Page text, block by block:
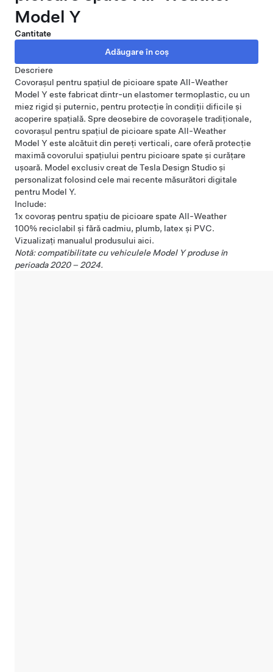
Model Y
Cantitate
Descriere
Covorașul pentru spațiul de picioare spate All-Weather
Model Y este fabricat dintr-un elastomer termoplastic, cu un
miez rigid și puternic, pentru protecție în condiții dificile și
acoperire spațială. Spre deosebire de covorașele tradiționale,
covorașul pentru spațiul de picioare spate All-Weather
Model Y este alcătuit din pereți verticali, care oferă protecție
maximă covorului spațiului pentru picioare spate și curățare
ușoară. Model exclusiv creat de Tesla Design Studio și
personalizat folosind cele mai recente măsurători digitale
pentru Model Y.
Include:
1x covoraș pentru spațiu de picioare spate All-Weather
100% reciclabil și fără cadmiu, plumb, latex și PVC.
Vizualizați manualul produsului aici.
Notă: compatibilitate cu vehiculele Model Y produse în
perioada 2020 – 2024.